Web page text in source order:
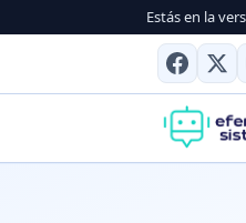
Estás en la